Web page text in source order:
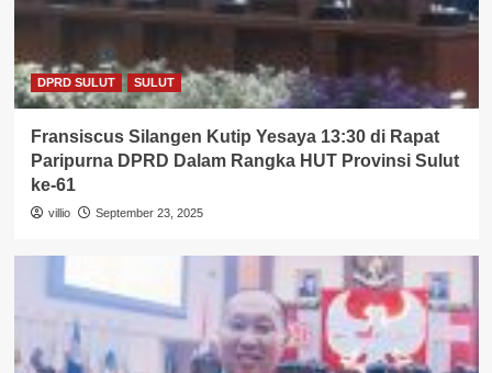
DPRD SULUT SULUT
Fransiscus Silangen Kutip Yesaya 13:30 di Rapat
Paripurna DPRD Dalam Rangka HUT Provinsi Sulut
ke-61
villio September 23, 2025